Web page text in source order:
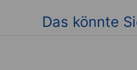
Das könnte